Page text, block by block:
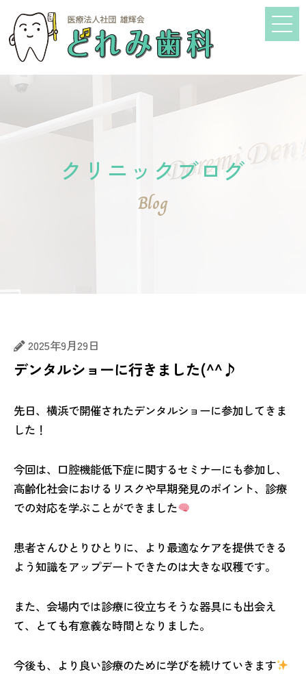
クリニックブログ
Blog
2025年9月29日
デンタルショーに行きました(^^♪
先日、横浜で開催されたデンタルショーに参加してきま
した！
今回は、口腔機能低下症に関するセミナーにも参加し、
高齢化社会におけるリスクや早期発見のポイント、診療
での対応を学ぶことができました
患者さんひとりひとりに、より最適なケアを提供できる
よう知識をアップデートできたのは大きな収穫です。
また、会場内では診療に役立ちそうな器具にも出会え
て、とても有意義な時間となりました。
今後も、より良い診療のために学びを続けていきます